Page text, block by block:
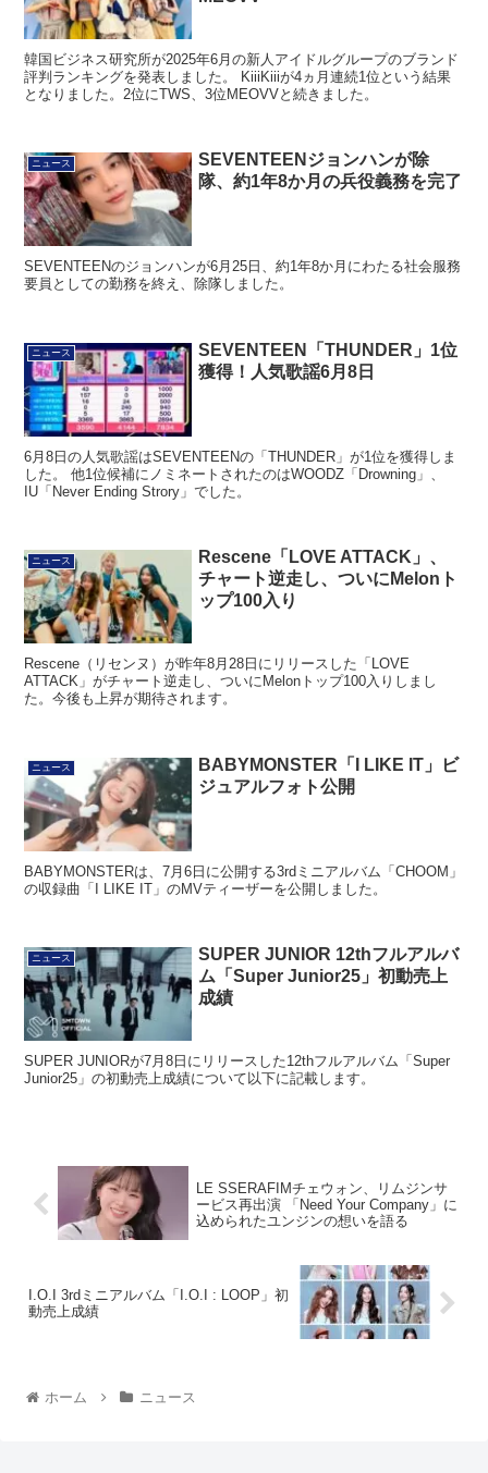
韓国ビジネス研究所が2025年6月の新人アイドルグループのブランド
評判ランキングを発表しました。 KiiiKiiiが4ヵ月連続1位という結果
となりました。2位にTWS、3位MEOVVと続きました。
ニュース
SEVENTEENジョンハンが除
隊、約1年8か月の兵役義務を完了
SEVENTEENのジョンハンが6月25日、約1年8か月にわたる社会服務
要員としての勤務を終え、除隊しました。
ニュース
SEVENTEEN「THUNDER」1位
獲得！人気歌謡6月8日
6月8日の人気歌謡はSEVENTEENの「THUNDER」が1位を獲得しま
した。 他1位候補にノミネートされたのはWOODZ「Drowning」、
IU「Never Ending Strory」でした。
ニュース
Rescene「LOVE ATTACK」、
チャート逆走し、ついにMelonト
ップ100入り
Rescene（リセンヌ）が昨年8月28日にリリースした「LOVE
ATTACK」がチャート逆走し、ついにMelonトップ100入りしまし
た。今後も上昇が期待されます。
ニュース
BABYMONSTER「I LIKE IT」ビ
ジュアルフォト公開
BABYMONSTERは、7月6日に公開する3rdミニアルバム「CHOOM」
の収録曲「I LIKE IT」のMVティーザーを公開しました。
ニュース
SUPER JUNIOR 12thフルアルバ
ム「Super Junior25」初動売上
成績
SUPER JUNIORが7月8日にリリースした12thフルアルバム「Super
Junior25」の初動売上成績について以下に記載します。
LE SSERAFIMチェウォン、リムジンサ
ービス再出演 「Need Your Company」に
込められたユンジンの想いを語る
I.O.I 3rdミニアルバム「I.O.I : LOOP」初
動売上成績
ホーム ニュース